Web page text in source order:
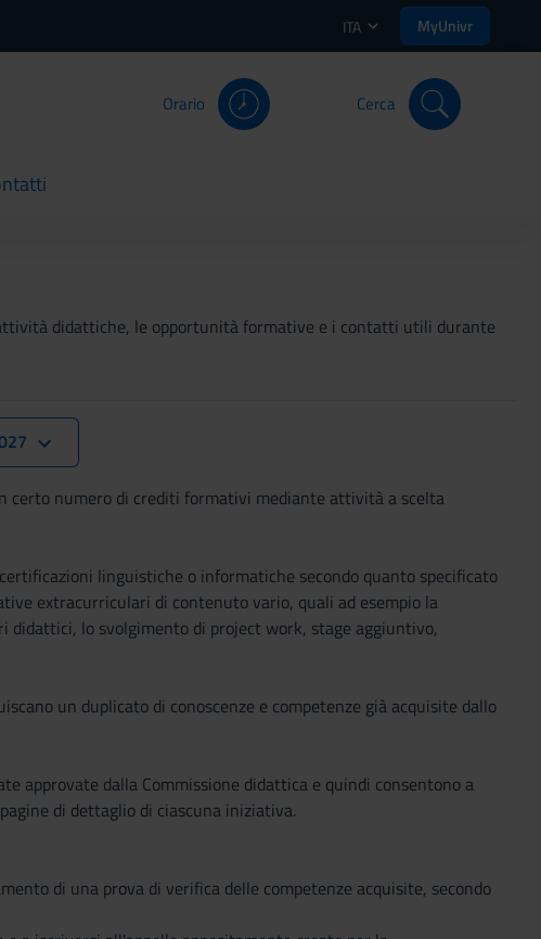
ITA MyUnivr
Orario Cerca
didattiche, le opportunità formative e i contatti utili durante
certo numero di crediti formativi mediante attività a scelta
linguistiche o informatiche secondo quanto specificato
extracurriculari di contenuto vario, quali ad esempio la
didattici, lo svolgimento di project work, stage aggiuntivo,
un duplicato di conoscenze e competenze già acquisite dallo
approvate dalla Commissione didattica e quindi consentono a
di dettaglio di ciascuna iniziativa.
di una prova di verifica delle competenze acquisite, secondo